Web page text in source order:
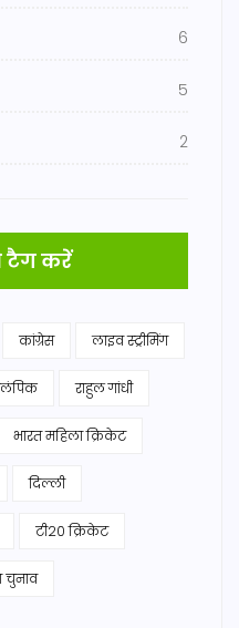
6
5
2
टैग करें
कांग्रेस लाइव स्ट्रीमिंग
राहुल गांधी
भारत महिला क्रिकेट
दिल्ली
टी20 क्रिकेट
चुनाव